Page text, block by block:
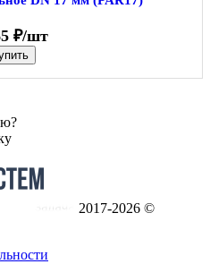
₽/шт
2017-2026 ©